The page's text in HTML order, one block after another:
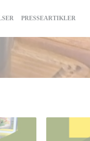
PRESSEARTIKLER